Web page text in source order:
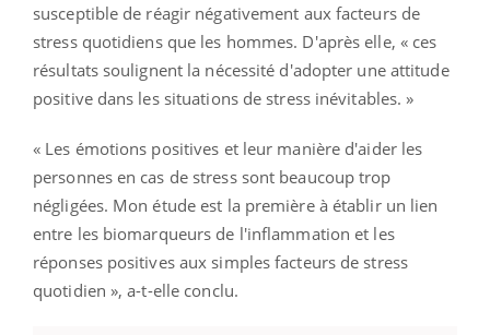
susceptible de réagir négativement aux facteurs de
stress quotidiens que les hommes. D'après elle, « ces
résultats soulignent la nécessité d'adopter une attitude
positive dans les situations de stress inévitables. »
« Les émotions positives et leur manière d'aider les
personnes en cas de stress sont beaucoup trop
négligées. Mon étude est la première à établir un lien
entre les biomarqueurs de l'inflammation et les
réponses positives aux simples facteurs de stress
quotidien », a-t-elle conclu.